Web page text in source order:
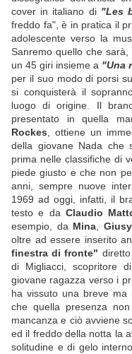
cover in italiano di "Les
freddo fa", è in pratica il
adolescente verso la
Sanremo quello che
un 45 giri insieme a "Una
per il suo modo di porsi
si conquisterà il
luogo di origine. Il
presentato in quella
Rockes , ottiene un
della giovane Nada che
prima nelle classifiche di
piede giusto e che non
anni, sempre nuove
1969 ad oggi, infatti, il
testo e da Claudio
esempio, da Mina ,
oltre ad essere inserito
finestra di fronte"
di Migliacci, scopritore
giovane ragazza verso i
ha vissuto una breve ma
che quella presenza
mancanza e ciò avviene
ed il freddo della notta la
solitudine e di gelo